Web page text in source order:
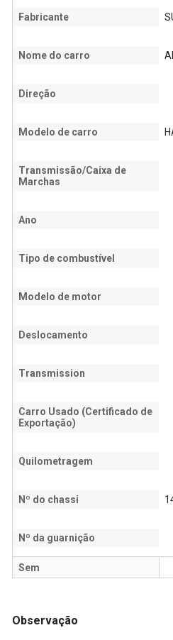
Fabricante
Nome do carro
Direção
Modelo de carro
Transmissão/Caixa de
Marchas
Ano
Tipo de combustível
Modelo de motor
Deslocamento
Transmission
Carro Usado (Certificado de
Exportação)
Quilometragem
Nº do chassi
Nº da guarnição
Sem
Observação